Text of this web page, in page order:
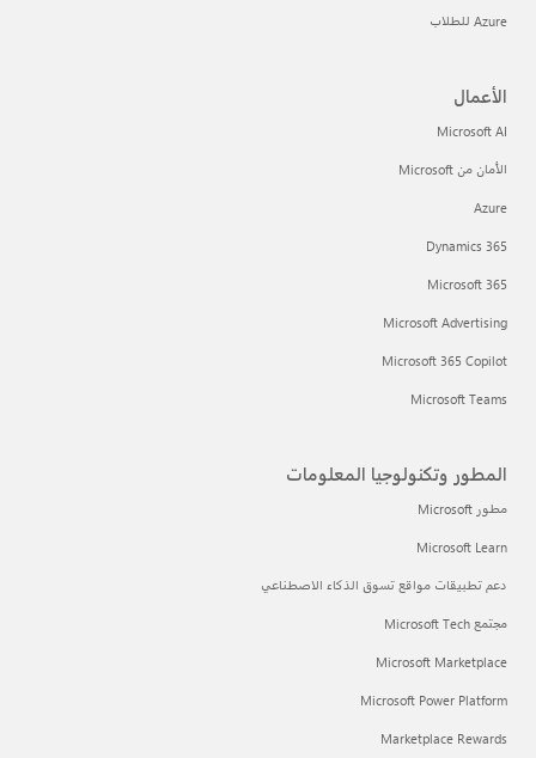
Azure للطلاب
الأعمال
Microsoft AI
الأمان من Microsoft
Azure
Dynamics 365
Microsoft 365
Microsoft Advertising
Microsoft 365 Copilot
Microsoft Teams
المطور وتكنولوجيا المعلومات
مطور Microsoft
Microsoft Learn
دعم تطبيقات مواقع تسوق الذكاء الاصطناعي
مجتمع Microsoft Tech
Microsoft Marketplace
Microsoft Power Platform
Marketplace Rewards